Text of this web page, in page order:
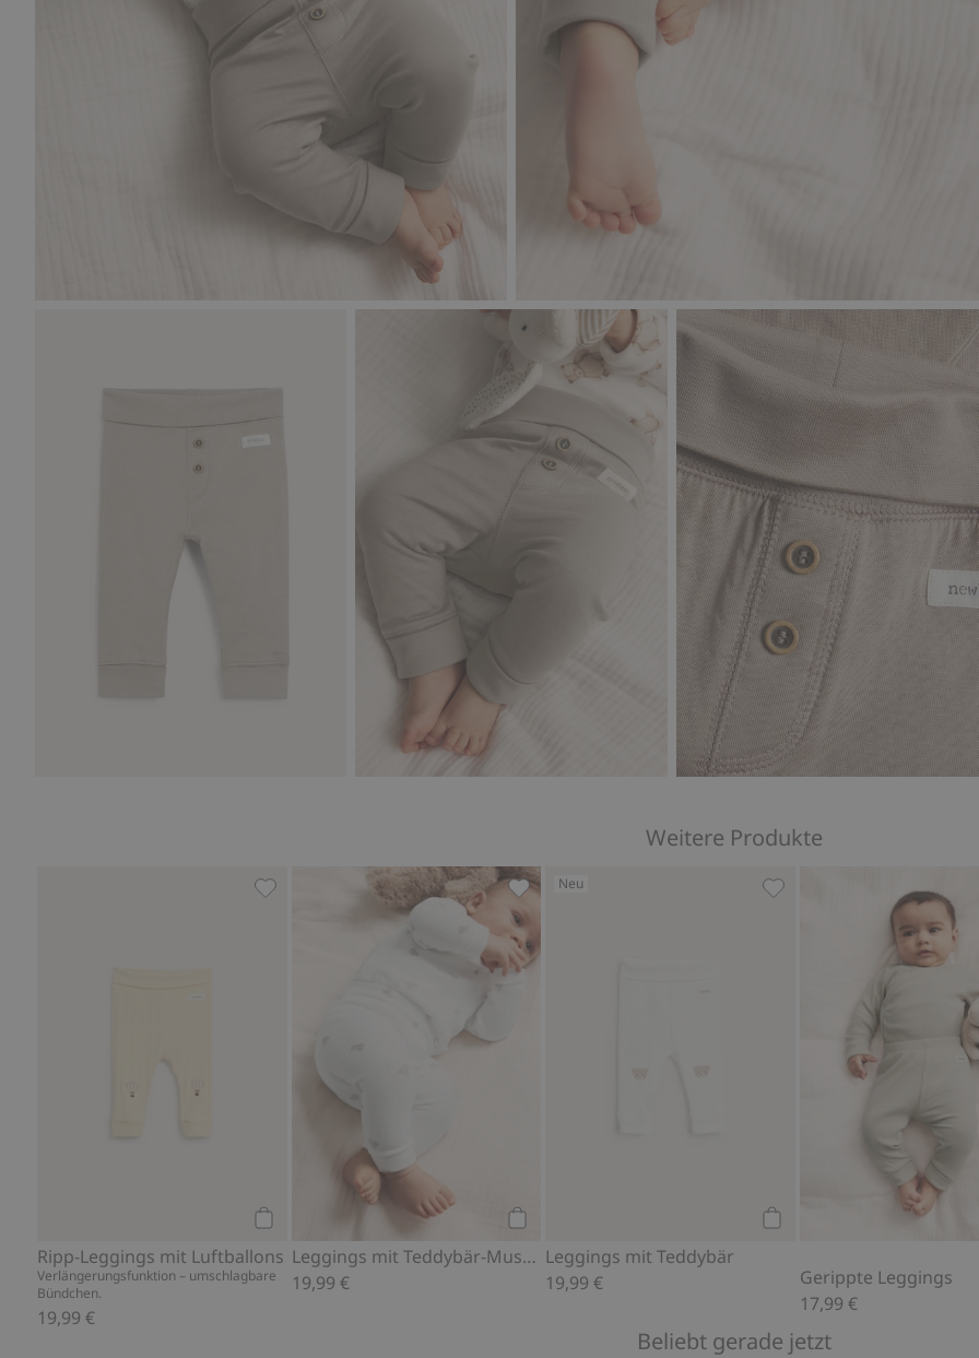
Weitere Produkte
Ripp-Leggings mit Luftballons
Verlängerungsfunktion – umschlagbare
Bündchen.
19,99 €
Ripp-Leggings mit Luftballons, Zu Favoriten hinzufügen
Leggings mit Teddybär-Muster
19,99 €
Leggings mit Teddybär-Muster, Zu Favoriten hinzufügen
Neu
Leggings mit Teddybär
19,99 €
Leggings mit Teddybär,
Gerippte Leggings
17,99 €
Beliebt gerade jetzt